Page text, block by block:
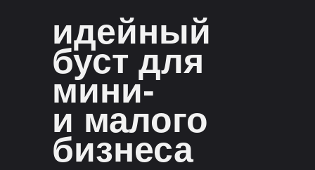
идейный
буст для
мини-
и малого
бизнеса